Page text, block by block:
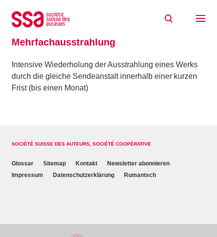
Mehrfachausstrahlung
Intensive Wiederholung der Ausstrahlung eines Werks
durch die gleiche Sendeanstalt innerhalb einer kurzen
Frist (bis einen Monat)
SOCIÉTÉ SUISSE DES AUTEURS, SOCIÉTÉ COOPÉRATIVE
Glossar Sitemap Kontakt
Newsletter abonnieren
Impressum
Datenschutzerklärung Rumantsch